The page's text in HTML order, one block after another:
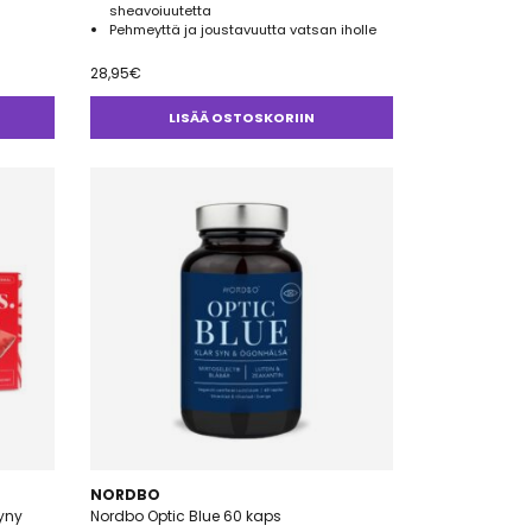
sheavoiuutetta
Pehmeyttä ja joustavuutta vatsan iholle
28,95€
LISÄÄ OSTOSKORIIN
NORDBO
Nordbo Optic Blue 60 kaps